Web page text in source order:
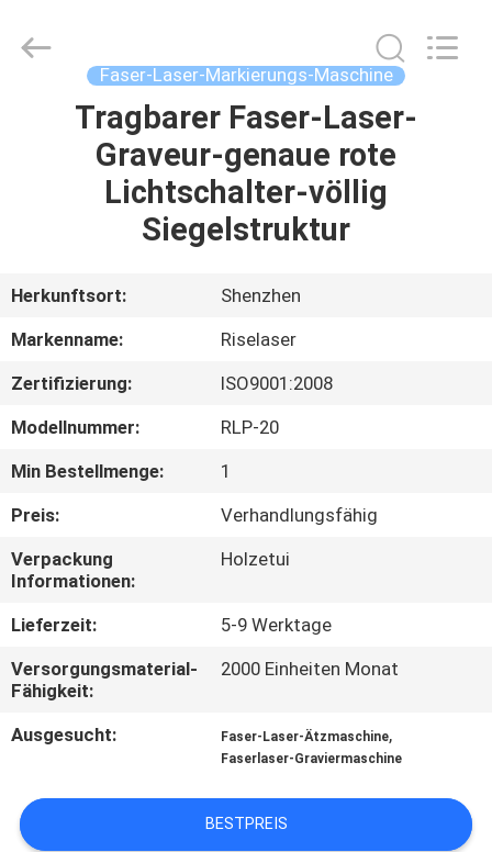
PRODUKTE
SHOW
UNS
FABRIK-
TOUR
QUALITÄTSKONTROLLE
UNS
FORDERN
SIE
EIN
Faser-Laser-Markierungs-Maschine
Tragbarer Faser-Laser-
Graveur-genaue rote
Lichtschalter-völlig
Siegelstruktur
Herkunftsort:
Shenzhen
Markenname:
Riselaser
Zertifizierung:
ISO9001:2008
Modellnummer:
RLP-20
Min Bestellmenge:
1
Preis:
Verhandlungsfähig
Verpackung
Informationen:
Holzetui
Lieferzeit:
5-9 Werktage
Versorgungsmaterial-
Fähigkeit:
2000 Einheiten Monat
Ausgesucht: Faser-Laser-Ätzmaschine,
Faserlaser-Graviermaschine
BESTPREIS